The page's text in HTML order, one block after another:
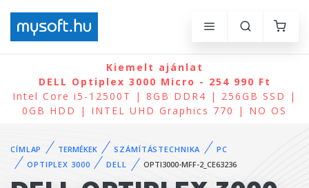
Kiemelt ajánlat
DELL Optiplex 3000 Micro - 254 990 Ft
Intel Core i5-12500T | 8GB DDR4 | 256GB SSD |
0GB HDD | INTEL UHD Graphics 770 | NO OS
CÍMLAP TERMÉKEK SZÁMÍTÁSTECHNIKA
PC
OPTIPLEX 3000
DELL OPTI3000-MFF-2_CE63236